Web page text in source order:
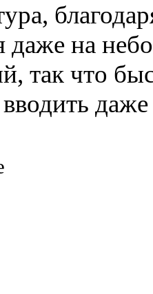
даже на
так что